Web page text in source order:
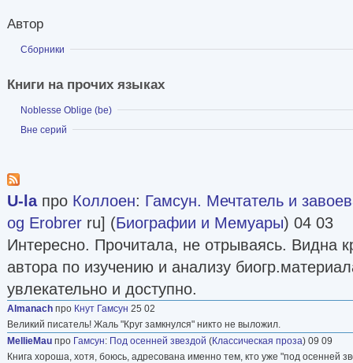
Автор
Показать
Сборники
Книги на прочих языках
Показать
Noblesse Oblige (be)
Показать
Вне серий
U-laпро Коллоен: Гамсун. Мечтатель и
og Erobrer ru] (Биографии и Мемуары) 04 03
Интересно. Прочитала, не отрываясь. Видна
автора по изучению и анализу
увлекательно и доступно.
Almanach про Кнут Гамсун 25 02
Великий писатель! Жаль "Круг замкнулся" никто не выложил.
MellieMau про Гамсун: Под осенней звездой (Классическая проза) 09 09
Книга хороша, хотя, боюсь, адресована именно тем, кто уже "под осенней